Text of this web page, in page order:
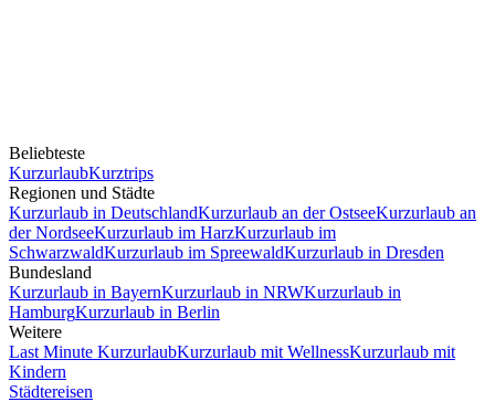
Beliebteste
KurzurlaubKurztrips
Regionen und Städte
Kurzurlaub in DeutschlandKurzurlaub an der OstseeKurzurlaub an
der NordseeKurzurlaub im HarzKurzurlaub im
SchwarzwaldKurzurlaub im SpreewaldKurzurlaub in Dresden
Bundesland
Kurzurlaub in BayernKurzurlaub in NRWKurzurlaub in
HamburgKurzurlaub in Berlin
Weitere
Last Minute KurzurlaubKurzurlaub mit WellnessKurzurlaub mit
Kindern
Städtereisen